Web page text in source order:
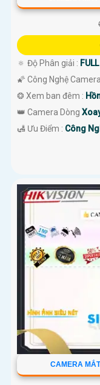
🔅 Độ Phân giải :
🌠 Công Nghệ
❂ Xem ban đêm :
👑 Camera Dòng
️🛃 Ưu Điểm : Công
CAMERA